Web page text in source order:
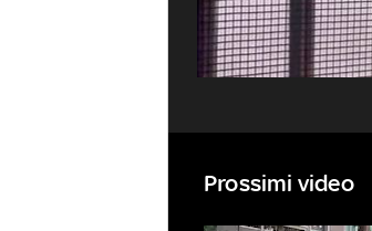
Prossimi video